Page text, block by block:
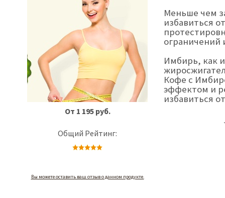
От 1 195 руб.
Общий Рейтинг:
Вы можете оставить ваш отзыв о данном продукте.
Меньше чем
избавиться
ограничений
Имбирь, как
Кофе с
эффектом и
избавиться